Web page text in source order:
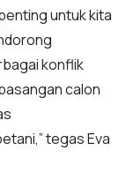
untuk kita
konflik
calon
tegas Eva